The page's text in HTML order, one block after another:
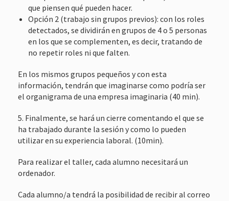
que piensen qué pueden hacer.
Opción 2 (trabajo sin grupos previos): con los roles
detectados, se dividirán en grupos de 4 o 5 personas
en los que se complementen, es decir, tratando de
no repetir roles ni que falten.
En los mismos grupos pequeños y con esta
información, tendrán que imaginarse como podría ser
el organigrama de una empresa imaginaria (40 min).
5. Finalmente, se hará un cierre comentando el que se
ha trabajado durante la sesión y como lo pueden
utilizar en su experiencia laboral. (10min).
Para realizar el taller, cada alumno necesitará un
ordenador.
Cada alumno/a tendrá la posibilidad de recibir al correo